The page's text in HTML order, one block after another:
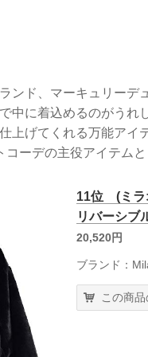
ンド、マーキュリーデ
中に着込めるのがうれ
上げてくれる万能アイ
ーデの主役アイテム
11位 (ミラ
リバーシブ
20,520円
ブランド：
この商